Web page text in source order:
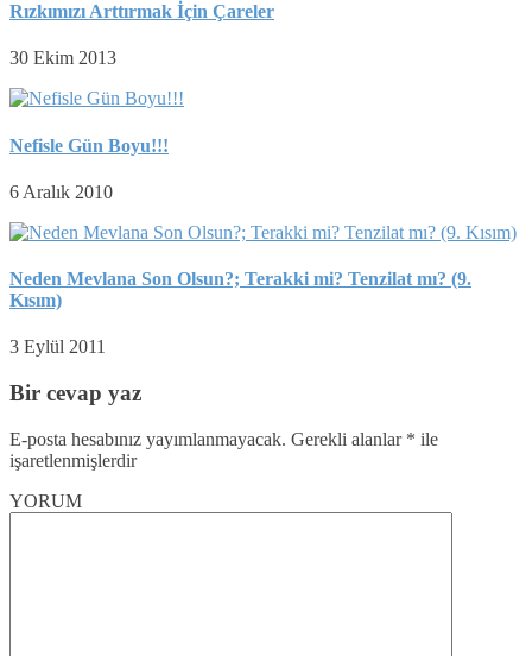
Rızkımızı Arttırmak İçin Çareler
30 Ekim 2013
Nefisle Gün Boyu!!!
6 Aralık 2010
Neden Mevlana Son Olsun?; Terakki mi? Tenzilat mı? (9.
Kısım)
3 Eylül 2011
Bir cevap yaz
E-posta hesabınız yayımlanmayacak. Gerekli alanlar * ile
işaretlenmişlerdir
YORUM